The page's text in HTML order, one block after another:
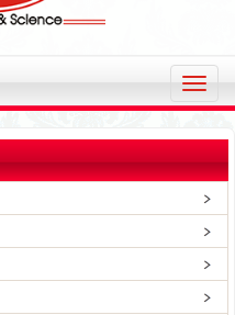
T
o
g
l
v